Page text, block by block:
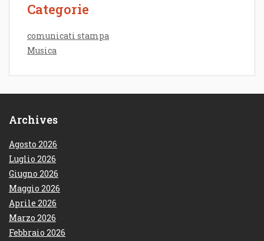
Categorie
comunicati stampa
Musica
Archives
Agosto 2026
Luglio 2026
Giugno 2026
Maggio 2026
Aprile 2026
Marzo 2026
Febbraio 2026